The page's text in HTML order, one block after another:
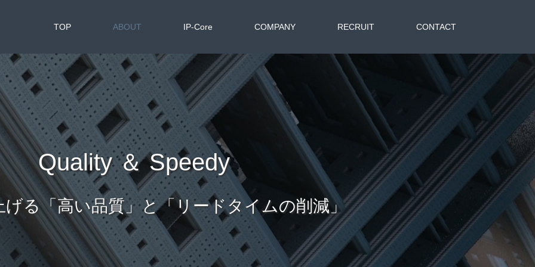
TOP ABOUT IP-Core COMPANY RECRUIT CONTACT
Quality ＆ Speedy
げる「高い品質」と「リードタイムの削減」